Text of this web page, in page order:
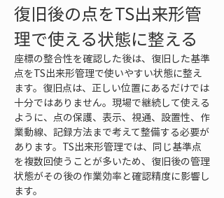
復旧後の点をTS出来形管
理で使える状態に整える
座標の整合性を確認した後は、復旧した基準
点をTS出来形管理で使いやすい状態に整え
ます。復旧点は、正しい位置にあるだけでは
十分ではありません。現場で継続して使える
ように、点の保護、表示、視通、設置性、作
業動線、記録方法まで考えて整備する必要が
あります。TS出来形管理では、同じ基準点
を複数回使うことが多いため、復旧後の管理
状態がその後の作業効率と確認精度に影響し
ます。